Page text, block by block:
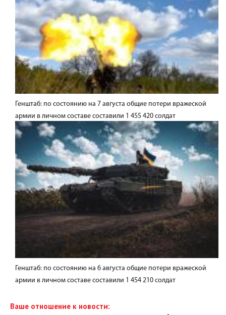
Генштаб: по состоянию на 7 августа общие потери вражеской
армии в личном составе составили 1 455 420 солдат
Генштаб: по состоянию на 6 августа общие потери вражеской
армии в личном составе составили 1 454 210 солдат
Ваше отношение к новости: